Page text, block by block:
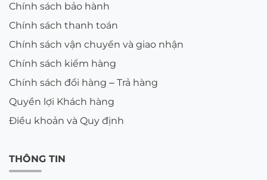
Chính sách bảo hành
Chính sách thanh toán
Chính sách vận chuyển và giao nhận
Chính sách kiểm hàng
Chính sách đổi hàng – Trả hàng
Quyền lợi Khách hàng
Điều khoản và Quy định
THÔNG TIN